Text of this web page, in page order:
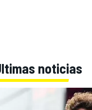
noticias